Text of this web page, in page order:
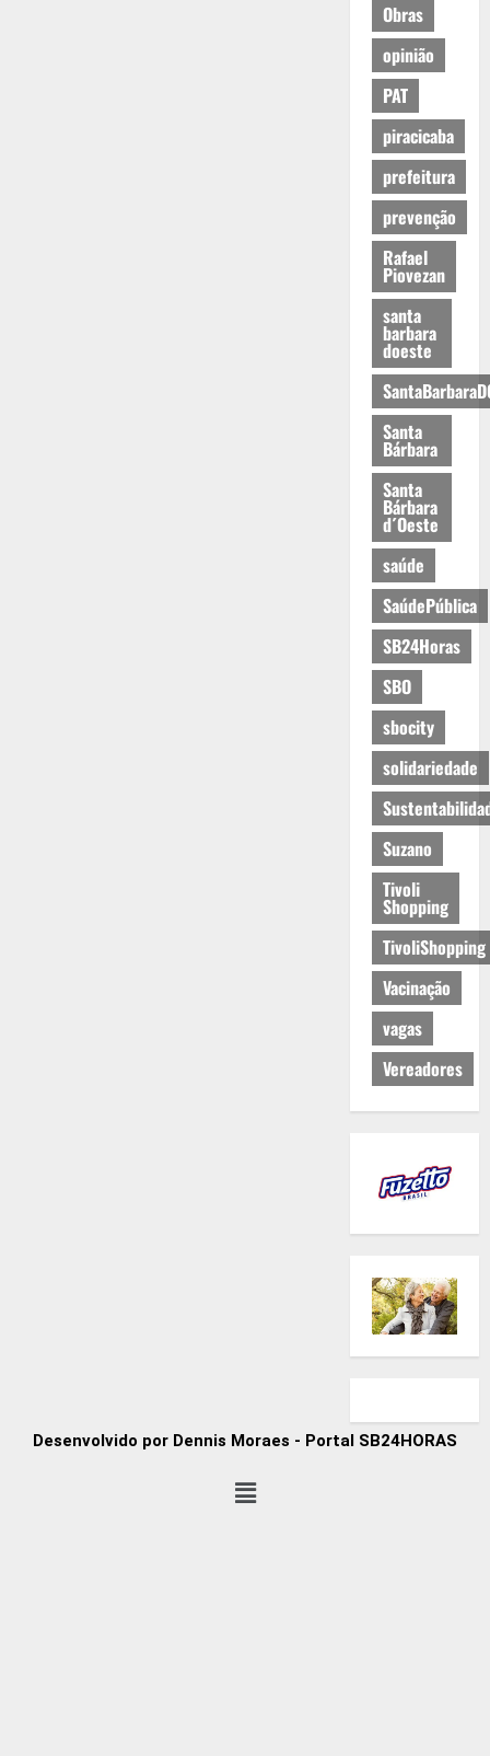
Obras
opinião
PAT
piracicaba
prefeitura
prevenção
Rafael
Piovezan
santa
barbara
doeste
Santa
Bárbara
Santa
Bárbara
d´Oeste
saúde
SaúdePública
SB24Horas
SBO
sbocity
solidariedade
Suzano
Tivoli
Shopping
TivoliShopping
Vacinação
vagas
Vereadores
Desenvolvido por Dennis Moraes - Portal SB24HORAS